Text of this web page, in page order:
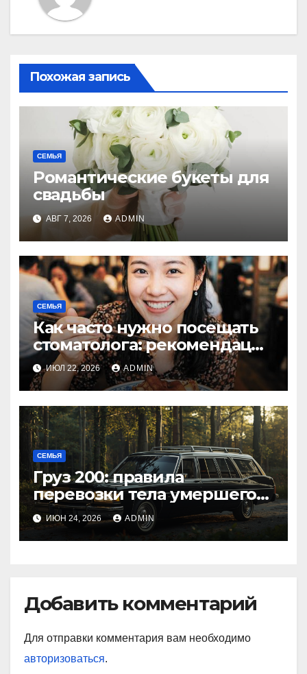
Похожая запись
СЕМЬЯ
Романтические букеты для
свадьбы
АВГ 7, 2026 ADMIN
СЕМЬЯ
Как часто нужно посещать
стоматолога: рекомендации
для здоровья зубов
ИЮЛ 22, 2026 ADMIN
СЕМЬЯ
Груз 200: правила
перевозки тела умершего
по России и за границу
ИЮН 24, 2026 ADMIN
Добавить комментарий
Для отправки комментария вам необходимо
авторизоваться.